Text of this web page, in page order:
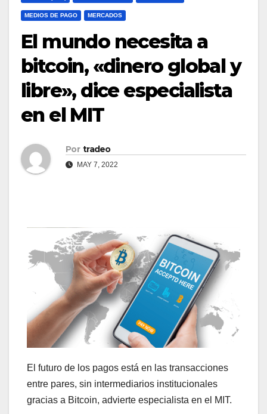
MEDIOS DE PAGO MERCADOS
El mundo necesita a
bitcoin, «dinero global y
libre», dice especialista
en el MIT
Por tradeo
MAY 7, 2022
El futuro de los pagos está en las transacciones
entre pares, sin intermediarios institucionales
gracias a Bitcoin, advierte especialista en el MIT.